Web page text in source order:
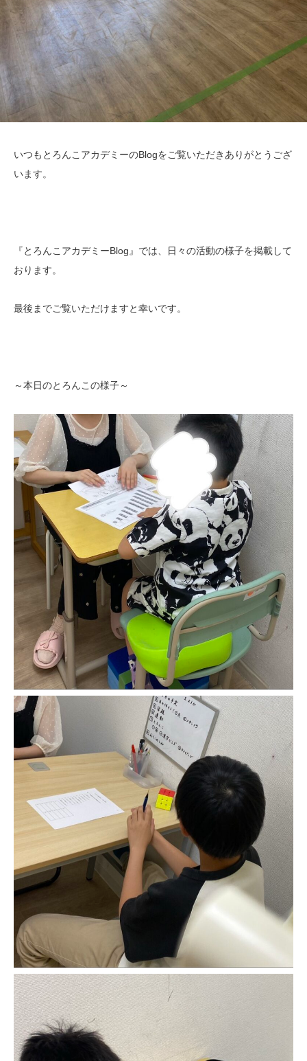
いつもとろんこアカデミーのBlogをご覧いただきありがとうござ
います。
『とろんこアカデミーBlog』では、日々の活動の様子を掲載して
おります。
最後までご覧いただけますと幸いです。
～本日のとろんこの様子～